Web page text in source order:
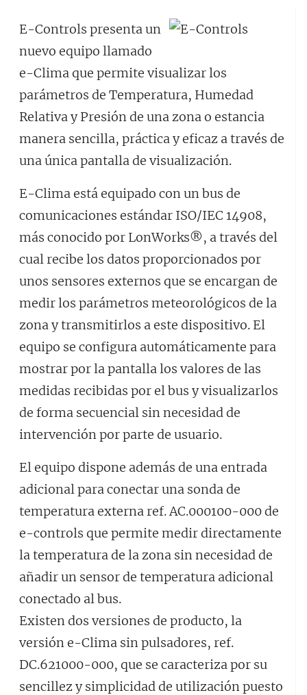
E-Controls presenta un
nuevo equipo llamado
e-Clima que permite visualizar los
parámetros de Temperatura, Humedad
Relativa y Presión de una zona o estancia
manera sencilla, práctica y eficaz a través de
una única pantalla de visualización.
E-Clima está equipado con un bus de
comunicaciones estándar ISO/IEC 14908,
más conocido por LonWorks®, a través del
cual recibe los datos proporcionados por
unos sensores externos que se encargan de
medir los parámetros meteorológicos de la
zona y transmitirlos a este dispositivo. El
equipo se configura automáticamente para
mostrar por la pantalla los valores de las
medidas recibidas por el bus y visualizarlos
de forma secuencial sin necesidad de
intervención por parte de usuario.
El equipo dispone además de una entrada
adicional para conectar una sonda de
temperatura externa ref. AC.000100-000 de
e-controls que permite medir directamente
la temperatura de la zona sin necesidad de
añadir un sensor de temperatura adicional
conectado al bus.
Existen dos versiones de producto, la
versión e-Clima sin pulsadores, ref.
DC.621000-000, que se caracteriza por su
sencillez y simplicidad de utilización puesto